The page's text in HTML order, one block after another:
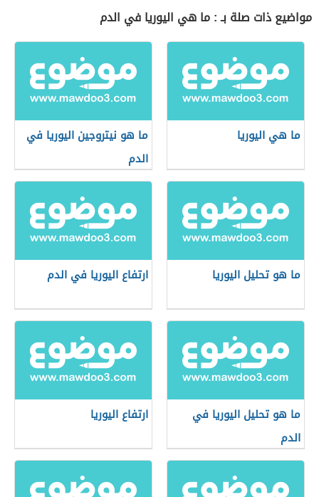
مواضيع ذات صلة بـ : ما هي اليوريا في الدم
ما هي اليوريا
ما هو نيتروجين اليوريا في
الدم
ما هو تحليل اليوريا ارتفاع اليوريا في الدم
ما هو تحليل اليوريا في
الدم
ارتفاع اليوريا